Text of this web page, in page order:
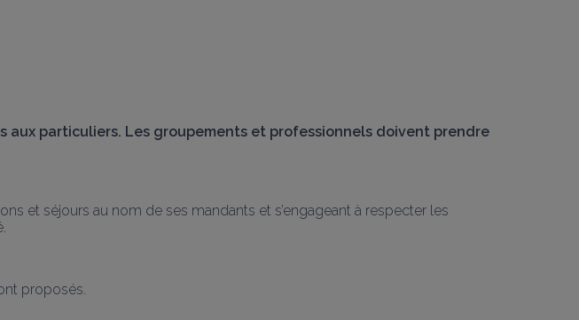
particuliers. Les groupements et professionnels doivent prendre
et séjours au nom de ses mandants et s’engageant à respecter les
proposés.